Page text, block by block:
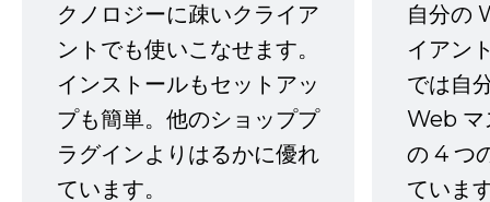
クノロジーに疎いクライア
ントでも使いこなせます。
インストールもセットアッ
プも簡単。他のショッププ
ラグインよりはるかに優れ
ています。
自分の
イアン
では自
Web マ
の 4 つ
ていま